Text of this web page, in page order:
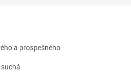
a prospešného